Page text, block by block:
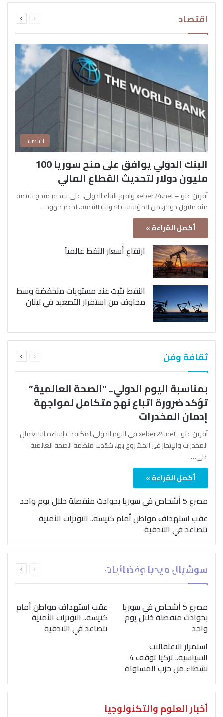
اقتصاد الصفحةالصفحة
اقتصاد
البنك الدولي يوافق على منح سوريا 100
مليون دولار لتحديث القطاع المالي
آفرين علو – xeber24.net وافق البنك الدولي، على تقديم منحةٍ بقيمة
مئة مليون دولار، من المؤسسة الدولية للتنمية، لدعم جهود…
أكمل القراءة »
ارتفاع أسعار النفط عالمياً
النفط يثبت عند مستويات منخفضة وسط
مخاوف من استمرار التصعيد في لبنان
ثقافة وفن الصفحةالصفحة
بمناسبة اليوم الدولي.. “الصحة العالمية”
تؤكد ضرورة اتباع نهج متكامل لمواجهة
إدمان المخدرات
آفرين علو ـ xeber24.net في اليوم الدولي لمكافحة إساءة استعمال
المخدرات والإتجار غير المشروع بها، شدّدت منظمة الصحة العالمية
على…
أكمل القراءة »
مصرع 5 أشخاص في سوريا بحوادث منفصلة خلال يوم واحد
عقب استهداف مواطن أمام كنيسة.. التوترات الأمنية
تتصاعد في اللاذقية
سوشيال ميديا وفضائيات الصفحةالصفحة
بمناسبة اليوم الدولي..
“الصحة العالمية” تؤكد
ضرورة اتباع نهج متكامل
لمواجهة إدمان المخدرات
مصرع 5 أشخاص في سوريا
بحوادث منفصلة خلال يوم
واحد
عقب استهداف مواطن أمام
كنيسة.. التوترات الأمنية
تتصاعد في اللاذقية
استمرار الاعتقالات
السياسية.. تركيا توقف 4
نشطاء من حزب المساواة
أخبار العلوم والتكنولوجيا